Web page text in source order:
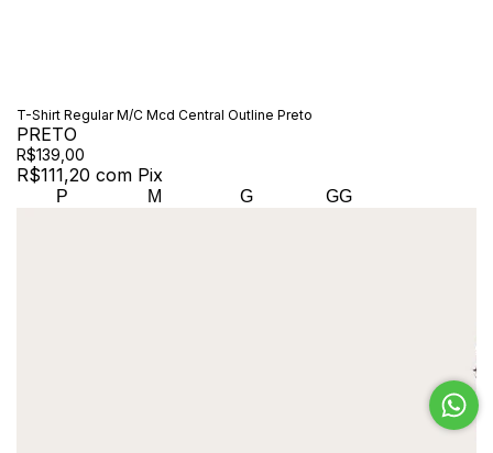
T-Shirt Regular M/C Mcd Central Outline Preto
PRETO
R$139,00
R$111,20 com Pix
P M G GG